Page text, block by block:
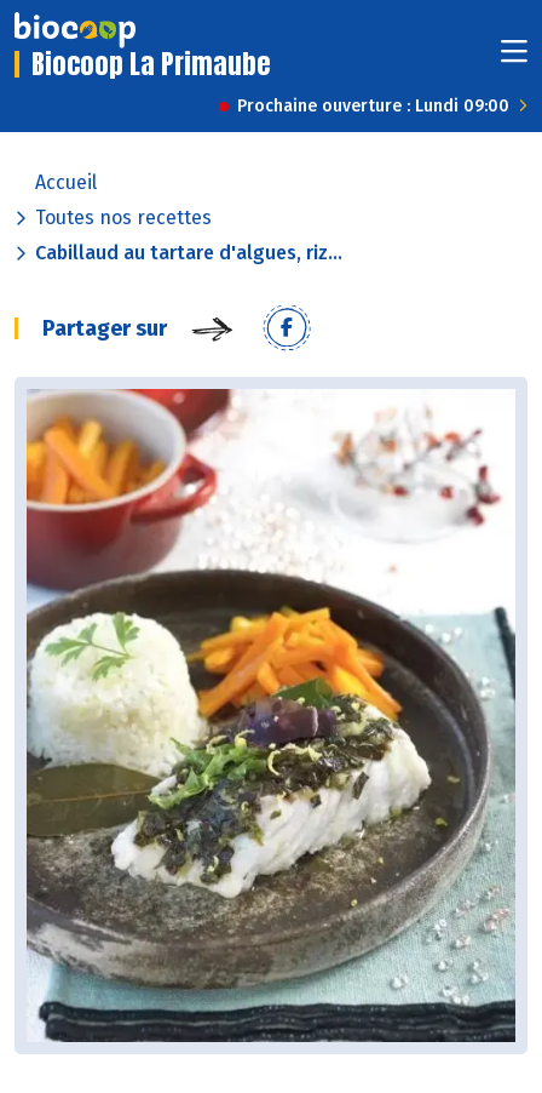
Biocoop La Primaube
Prochaine ouverture : Lundi 09:00
Accueil
Toutes nos recettes
Cabillaud au tartare d'algues, riz...
Partager sur